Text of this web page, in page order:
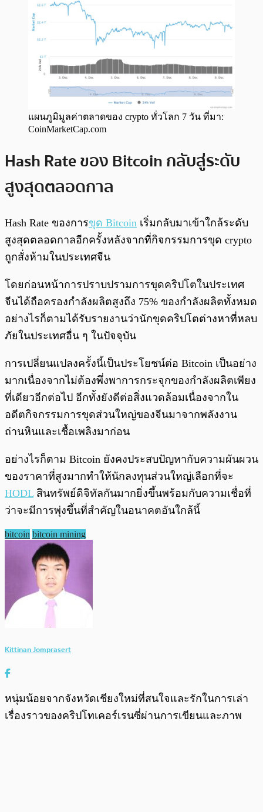
แผนภูมิมูลค่าตลาดของ crypto ทั่วโลก 7 วัน ที่มา:
CoinMarketCap.com
Hash Rate ของ Bitcoin กลับสู่ระดับ
สูงสุดตลอดกาล
Hash Rate ของการขุด Bitcoin เริ่มกลับมาเข้าใกล้ระดับ
สูงสุดตลอดกาลอีกครั้งหลังจากที่กิจกรรมการขุด crypto
ถูกสั่งห้ามในประเทศจีน
โดยก่อนหน้าการปราบปรามการขุดคริปโตในประเทศ
จีนได้ถือครองกำลังผลิตสูงถึง 75% ของกำลังผลิตทั้งหมด
อย่างไรก็ตามได้รับรายงานว่านักขุดคริปโตต่างหาที่หลบ
ภัยในประเทศอื่น ๆ ในปัจจุบัน
การเปลี่ยนแปลงครั้งนี้เป็นประโยชน์ต่อ Bitcoin เป็นอย่าง
มากเนื่องจากไม่ต้องพึ่งพาการกระจุกของกำลังผลิตเพียง
ที่เดียวอีกต่อไป อีกทั้งยังดีต่อสิ่งแวดล้อมเนื่องจากใน
อดีตกิจกรรมการขุดส่วนใหญ่ของจีนมาจากพลังงาน
ถ่านหินและเชื้อเพลิงมาก่อน
อย่างไรก็ตาม Bitcoin ยังคงประสบปัญหากับความผันผวน
ของราคาที่สูงมากทำให้นักลงทุนส่วนใหญ่เลือกที่จะ
HODL สินทรัพย์ดิจิทัลกันมากยิ่งขึ้นพร้อมกับความเชื่อที่
ว่าจะมีการพุ่งขึ้นที่สำคัญในอนาคตอันใกล้นี้
bitcoin bitcoin mining
Kittinan Jomprasert
หนุ่มน้อยจากจังหวัดเชียงใหม่ที่สนใจและรักในการเล่า
เรื่องราวของคริปโทเคอร์เรนซี่ผ่านการเขียนและภาพ